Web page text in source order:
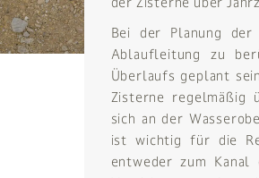
Bei der Planung
Ablaufleitung zu
Überlaufs geplant
Zisterne regelmäßig
sich an der
ist wichtig für die
entweder zum Kanal